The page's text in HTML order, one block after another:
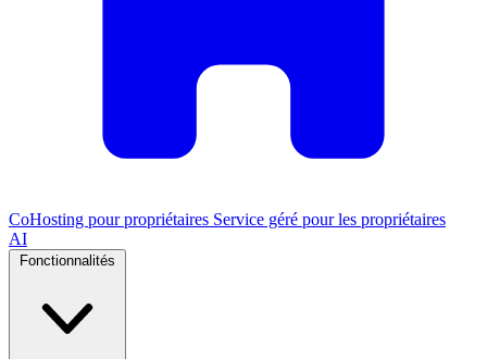
CoHosting pour propriétaires Service géré pour les propriétaires
AI